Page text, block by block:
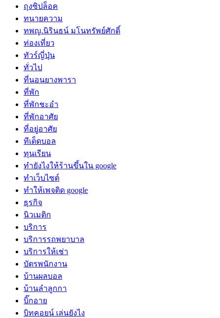
ถุงซิปล็อค
ทนายความ
ทพญ.นิรินธน์ มโนทรัพย์ศักดิ์
ท่องเที่ยว
ทัวร์ญี่ปุ่น
ทั่วไป
ที่นอนยางพารา
ที่พัก
ที่พักชะอำ
ที่พักอาศัย
ที่อยู่อาศัย
ทีเด็ดบอล
ทุนเรียน
ทํายังไงให้ร้านขึ้นใน google
ทําเว็บไซต์
ทําให้เพจติด google
ธุรกิจ
นิวเมติก
บริการ
บริการรถพยาบาล
บริการให้เช่า
บัตรพนักงาน
บ้านผลบอล
บ้านลำลูกกา
บิ๊กอาย
บิทคอยน์ เล่นยังไง